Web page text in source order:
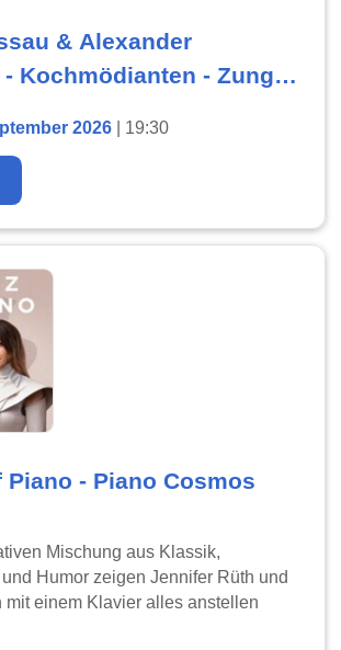
& Alexander
- Kochmödianten - Zunge.
2026 | 19:30
Piano - Piano Cosmos
Mischung aus Klassik,
Humor zeigen Jennifer Rüth und
mit einem Klavier alles anstellen